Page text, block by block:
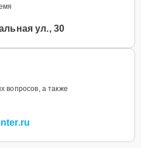
ул., 30
вопросов, а также